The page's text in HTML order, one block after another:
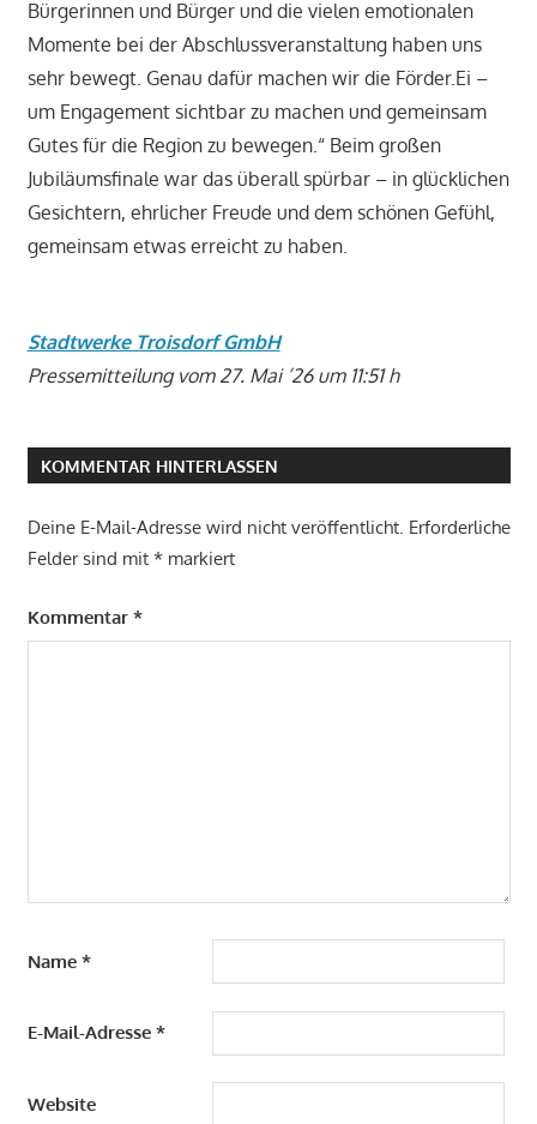
Bürgerinnen und Bürger und die vielen emotionalen
Momente bei der Abschlussveranstaltung haben uns
sehr bewegt. Genau dafür machen wir die Förder.Ei –
um Engagement sichtbar zu machen und gemeinsam
Gutes für die Region zu bewegen.“ Beim großen
Jubiläumsfinale war das überall spürbar – in glücklichen
Gesichtern, ehrlicher Freude und dem schönen Gefühl,
gemeinsam etwas erreicht zu haben.
Stadtwerke Troisdorf GmbH
Pressemitteilung vom 27. Mai ’26 um 11:51 h
KOMMENTAR HINTERLASSEN
Deine E-Mail-Adresse wird nicht veröffentlicht. Erforderliche
Felder sind mit *markiert
Kommentar *
Name *
E-Mail-Adresse *
Website